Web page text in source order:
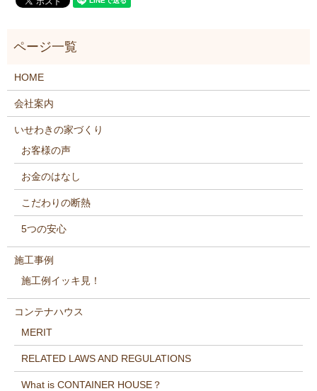
HOME
会社案内
いせわきの家づくり
お客様の声
お金のはなし
こだわりの断熱
5つの安心
施工事例
施工例イッキ見！
コンテナハウス
MERIT
RELATED LAWS AND REGULATIONS
What is CONTAINER HOUSE？